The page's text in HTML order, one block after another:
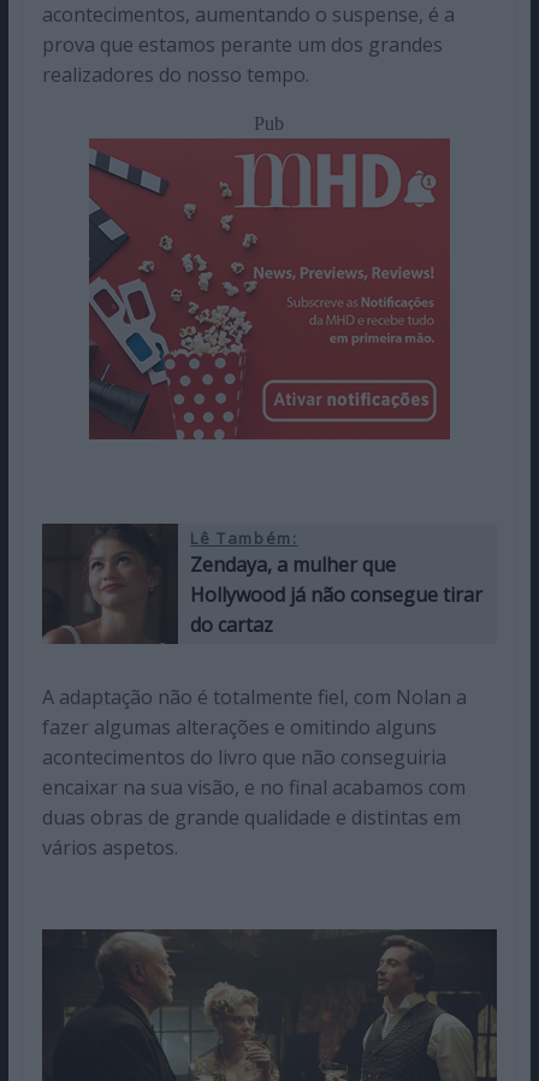
acontecimentos, aumentando o suspense, é a
prova que estamos perante um dos grandes
realizadores do nosso tempo.
Pub
Lê Também:
Zendaya, a mulher que
Hollywood já não consegue tirar
do cartaz
A adaptação não é totalmente fiel, com Nolan a
fazer algumas alterações e omitindo alguns
acontecimentos do livro que não conseguiria
encaixar na sua visão, e no final acabamos com
duas obras de grande qualidade e distintas em
vários aspetos.